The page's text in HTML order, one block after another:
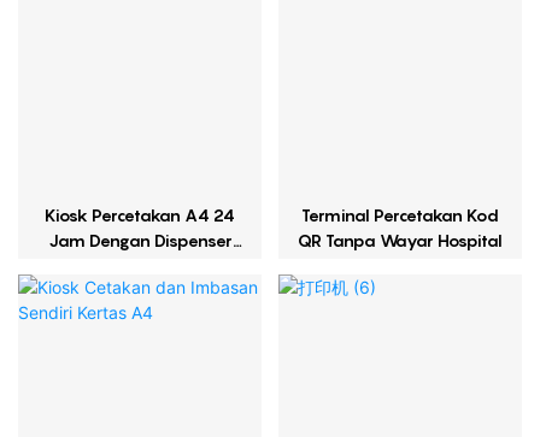
Kiosk Percetakan A4 24
Jam Dengan Dispenser
Terminal Percetakan Kod
QR Tanpa Wayar Hospital